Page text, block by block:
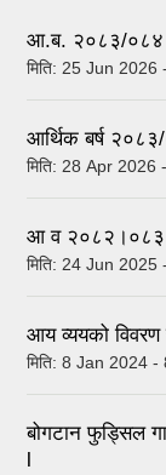
आ.ब. २०८३/०८४
मिति: 25 Jun 2026
आर्थिक बर्ष
मिति: 28 Apr 2026
आ व २०८२।०८३
मिति: 24 Jun 2025
आय व्ययको विवरण
मिति: 8 Jan 2024 -
बोगटान फुड्सिल
l